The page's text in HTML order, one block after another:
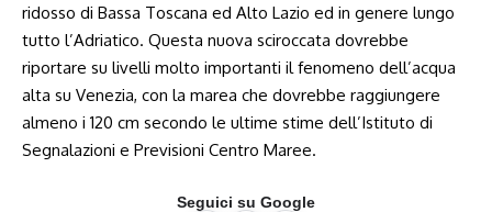
ridosso di Bassa Toscana ed Alto Lazio ed in genere lungo
tutto l’Adriatico. Questa nuova sciroccata dovrebbe
riportare su livelli molto importanti il fenomeno dell’acqua
alta su Venezia, con la marea che dovrebbe raggiungere
almeno i 120 cm secondo le ultime stime dell’Istituto di
Segnalazioni e Previsioni Centro Maree.
Seguici su Google